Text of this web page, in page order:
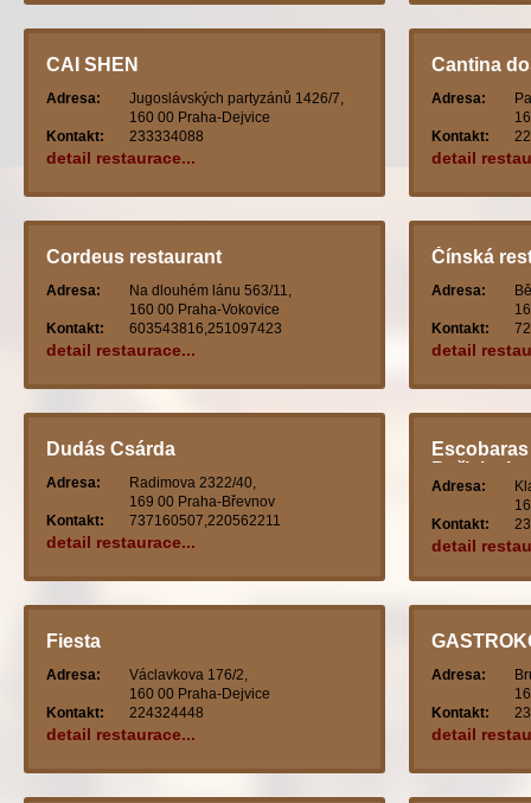
CAI SHEN
Adresa:
Jugoslávských partyzánů 1426/7,
160 00 Praha-Dejvice
Kontakt:
233334088
detail restaurace...
Cantina
Adresa:
Kontakt:
detail
Cordeus restaurant
Adresa:
Na dlouhém lánu 563/11,
160 00 Praha-Vokovice
Kontakt:
603543816,251097423
detail restaurace...
Čínská
Adresa:
Kontakt:
detail
Dudás Csárda
Adresa:
Radimova 2322/40,
169 00 Praha-Břevnov
Kontakt:
737160507,220562211
detail restaurace...
Bořislavka
Adresa:
Kontakt:
detail
Fiesta
Adresa:
Václavkova 176/2,
160 00 Praha-Dejvice
Kontakt:
224324448
detail restaurace...
Adresa:
Kontakt:
detail